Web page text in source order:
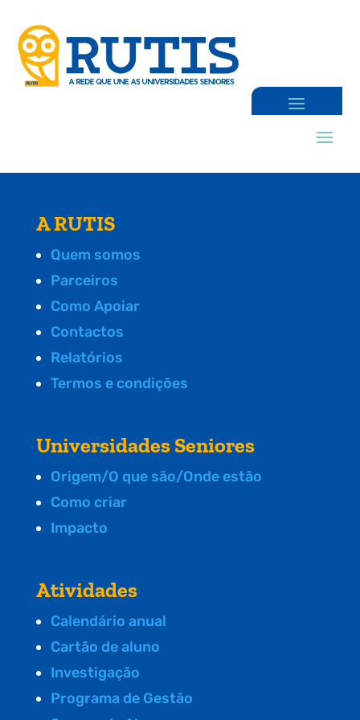
A RUTIS
Quem somos
Parceiros
Como Apoiar
Contactos
Relatórios
Termos e condições
Universidades Seniores
Origem/O que são/Onde estão
Como criar
Impacto
Atividades
Calendário anual
Cartão de aluno
Investigação
Programa de Gestão